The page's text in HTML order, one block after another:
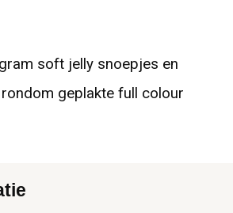
soft jelly snoepjes en
geplakte full colour